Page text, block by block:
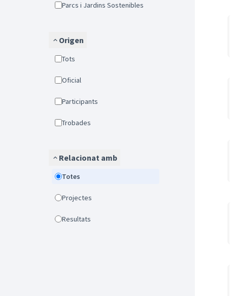
Parcs i Jardins Sostenibles
Origen
Tots
Oficial
Participants
Trobades
Relacionat amb
Totes
Projectes
Resultats